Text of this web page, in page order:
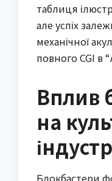
таблиця
але успіх
механічної
повного CGI в
Вплив
на
Блокбастери